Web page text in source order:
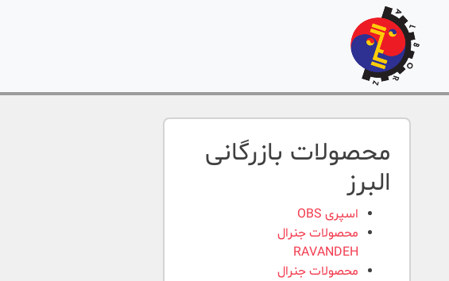
محصولات بازرگانی
البرز
اسپری OBS
محصولات جنرال
RAVANDEH
محصولات جنرال